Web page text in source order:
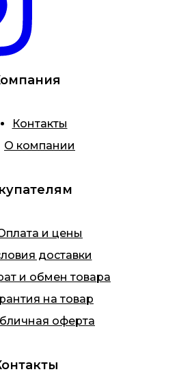
Контакты
О компании
и цены
доставки
и обмен товара
на товар
оферта